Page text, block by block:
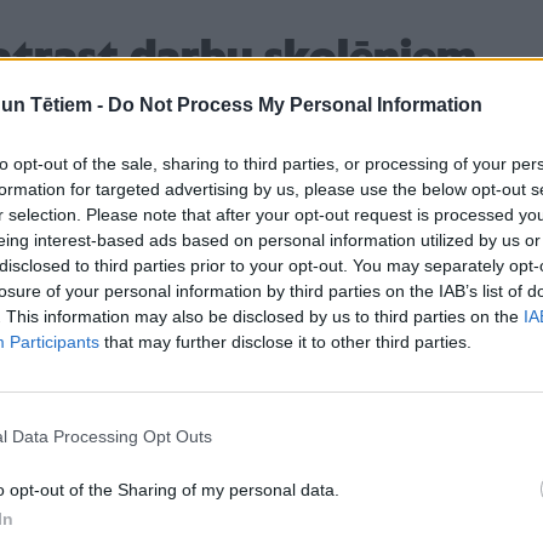
Tētiem - Do Not Process My Personal Information
opt-out of the sale, sharing to third parties, or processing of your
for targeted advertising by us, please use the below opt-out
selection. Please note that after your opt-out request is processed
interest-based ads based on personal information utilized by us
to third parties prior to your opt-out. You may separately
of your personal information by third parties on the IAB’s list of
This information may also be disclosed by us to third parties on the
Participants that may further disclose it to other third parties.
Data Processing Opt Outs
opt-out of the Sharing of my personal data.
darbu skolēniem
nestrādā, un aptaujas dati parāda trīs galvenos
ka dzīvesvietā skolēniem ir grūti atrast darbu. Šī
pilsētām – īpaši laukos un mazpilsētās, kur darba
vienas puses, iespējas oficiāli strādāt
No otras puses, arī vecāku starpā bieži
ir pārāk mazi, lai sāktu darbu.
strādāt un dod priekšroku atpūtai – vasara
laiks, ko pavadīt ar draugiem, hobijos vai